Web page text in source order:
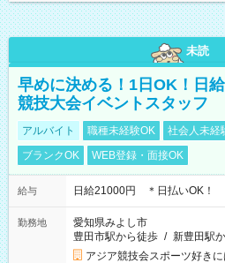
未読
早めに決める！1日OK！日
競技大会イベントスタッフ
アルバイト 職種未経験OK 社会人未経
ブランクOK
WEB登録・面接OK
給与 日給21000円 ＊日払いOK！
勤務地
愛知県みよし市
豊田市駅から徒歩 / 新豊田駅
アジア競技会スポーツ好き